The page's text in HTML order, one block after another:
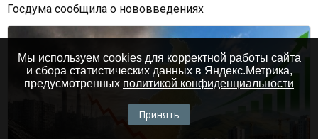
Госдума сообщила о нововведениях
Мы используем cookies для корректной работы сайта
и сбора статистических данных в Яндекс.Метрика,
предусмотренных политикой конфиденциальности
Принять